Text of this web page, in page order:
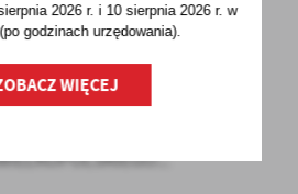
realizację projektu „Ruch,
łączą pokolenia” -
terenu w Boruchowie
iż na podstawie
2026 r. i 10 sierpnia 2026 r. w
godzinachurzędowania).
WIĘCEJ